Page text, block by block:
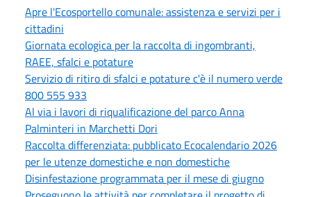
Apre l'Ecosportello comunale: assistenza e servizi per i
cittadini
Giornata ecologica per la raccolta di ingombranti,
RAEE, sfalci e potature
Servizio di ritiro di sfalci e potature c'è il numero verde
800 555 933
Al via i lavori di riqualificazione del parco Anna
Palminteri in Marchetti Dori
Raccolta differenziata: pubblicato Ecocalendario 2026
per le utenze domestiche e non domestiche
Disinfestazione programmata per il mese di giugno